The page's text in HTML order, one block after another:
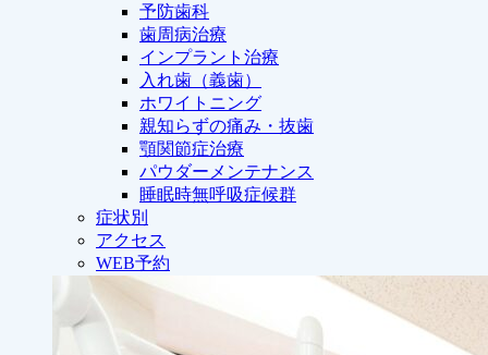
予防歯科
歯周病治療
インプラント治療
入れ歯（義歯）
ホワイトニング
親知らずの痛み・抜歯
顎関節症治療
パウダーメンテナンス
睡眠時無呼吸症候群
症状別
アクセス
WEB予約